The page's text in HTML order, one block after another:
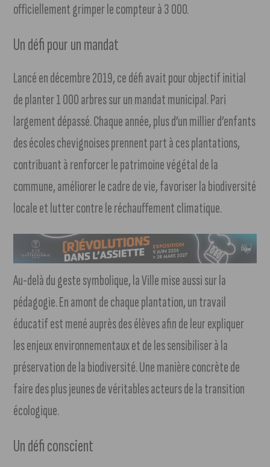
officiellement grimper le compteur à 3 000.
Un défi pour un mandat
Lancé en décembre 2019, ce défi avait pour objectif initial
de planter 1 000 arbres sur un mandat municipal. Pari
largement dépassé. Chaque année, plus d’un millier d’enfants
des écoles chevignoises prennent part à ces plantations,
contribuant à renforcer le patrimoine végétal de la
commune, améliorer le cadre de vie, favoriser la biodiversité
locale et lutter contre le réchauffement climatique.
Au-delà du geste symbolique, la Ville mise aussi sur la
pédagogie. En amont de chaque plantation, un travail
éducatif est mené auprès des élèves afin de leur expliquer
les enjeux environnementaux et de les sensibiliser à la
préservation de la biodiversité. Une manière concrète de
faire des plus jeunes de véritables acteurs de la transition
écologique.
Un défi conscient